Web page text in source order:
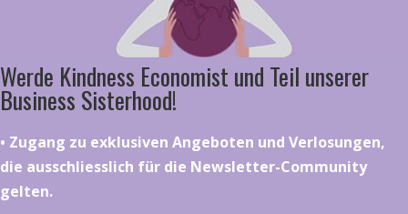
Werde Kindness Economist und Teil unserer
Business Sisterhood!
•⁠ ⁠⁠Zugang zu exklusiven Angeboten und Verlosungen,
die ausschliesslich für die Newsletter-Community
gelten.